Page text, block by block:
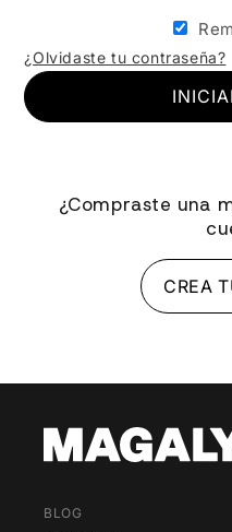
¿Olvidaste tu contraseña?
¿Compraste una
CREA
BLOG